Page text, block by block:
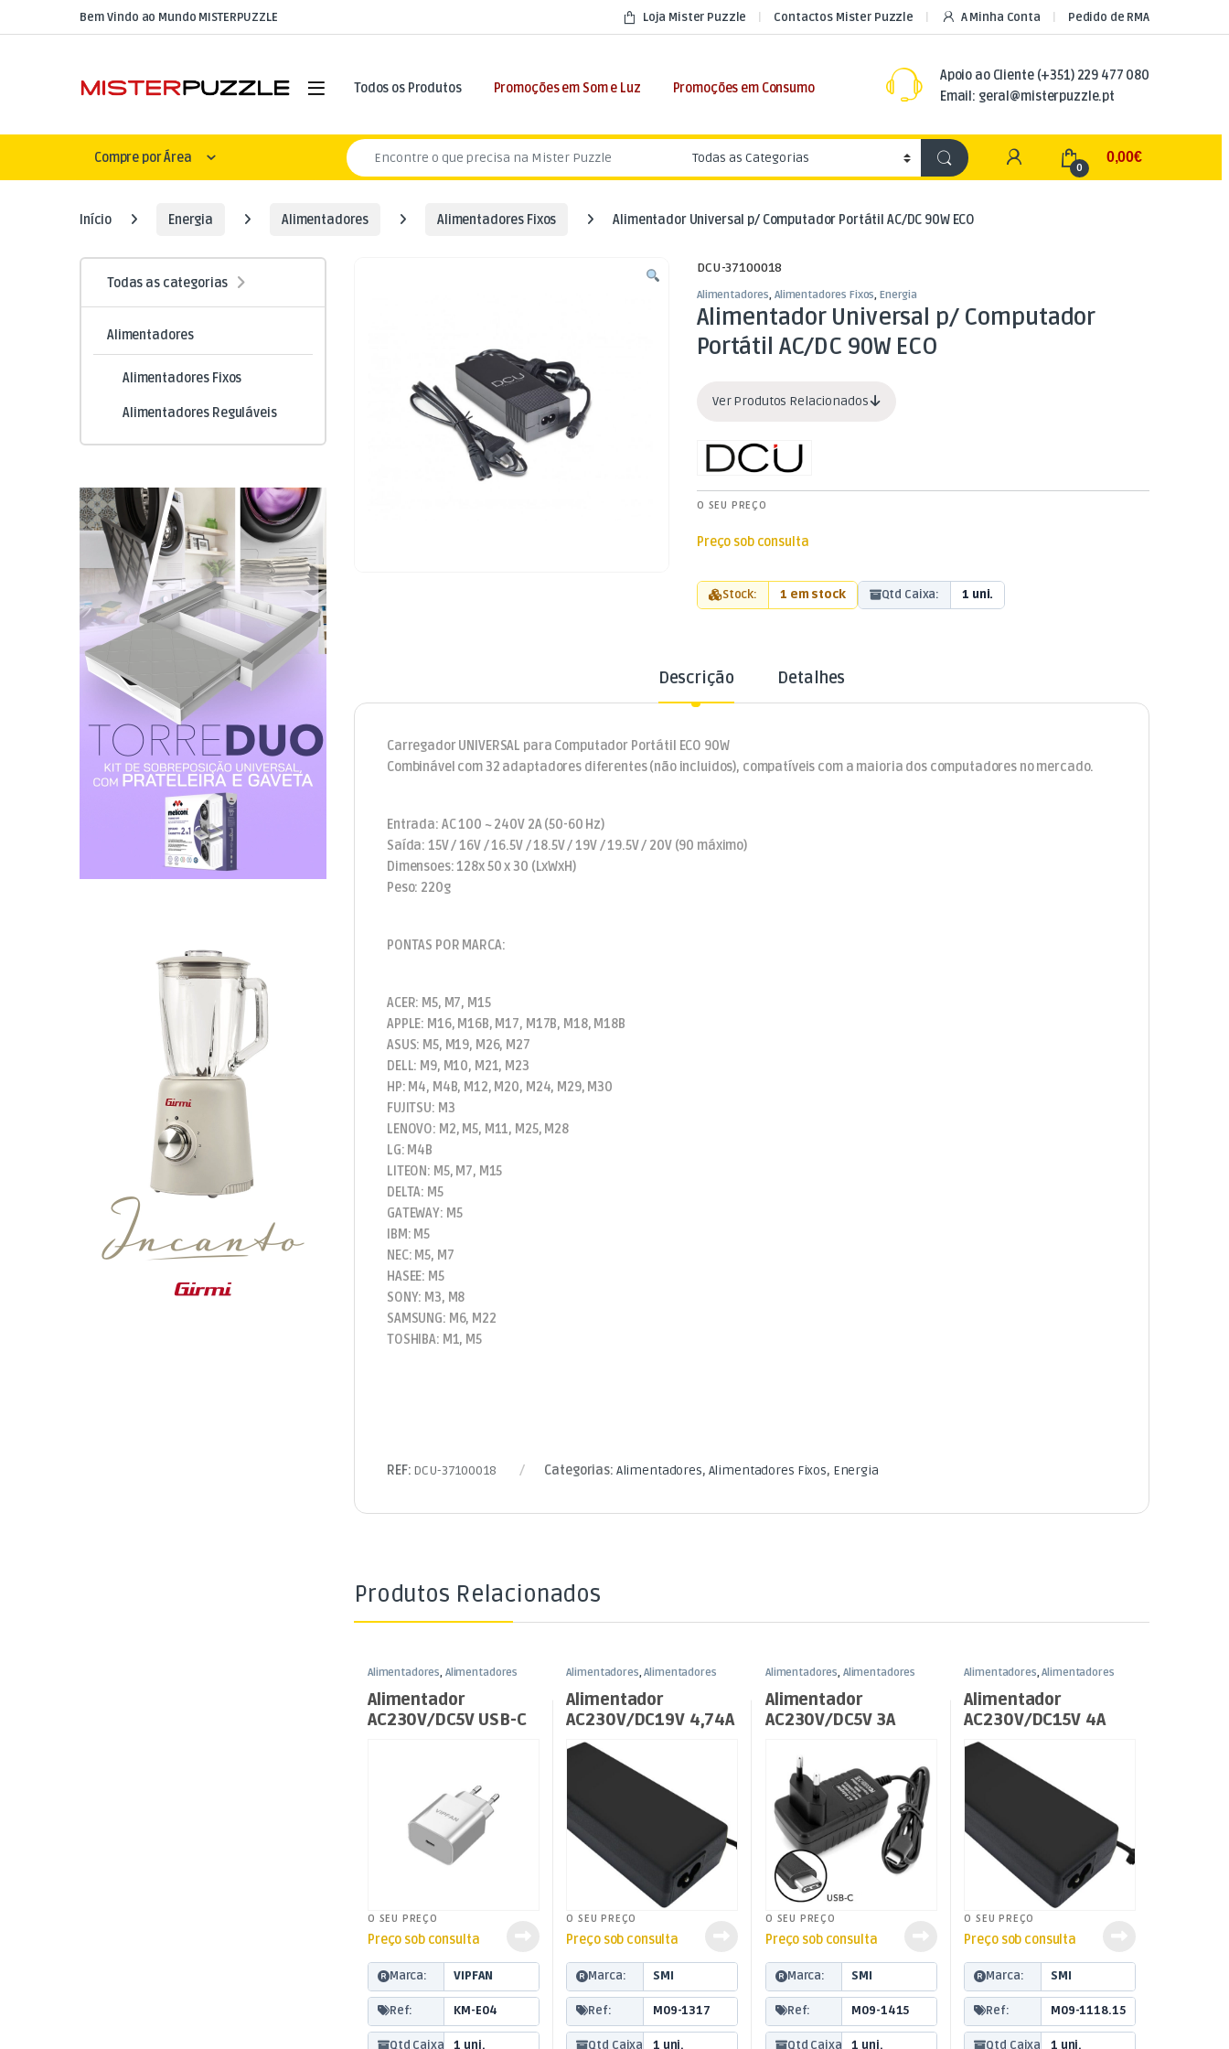
Skip to navigation
Skip to contentBem Vindo ao Mundo MISTERPUZZLE Loja Mister Puzzle Contactos Mister Puzzle A Minha Conta Pedido de RMA
Open Todos os Produtos Promoções em Som e Luz Promoções em Consumo
Apoio ao Cliente(+351) 229 477 080
Email: geral@misterpuzzle.pt
Compre por Área
Search for:
My Account
0
0,00€
Início Energia Alimentadores Alimentadores Fixos Alimentador Universal p/ Computador Portátil AC/DC 90W ECO
DCU-37100018
Alimentadores, Alimentadores Fixos, Energia
Alimentador Universal p/ Computador
Portátil AC/DC 90W ECO
Ver Produtos Relacionados
O SEU PREÇO
Preço sob consulta
Stock: 1 em stock Qtd Caixa: 1 uni.
Descrição Detalhes
Carregador UNIVERSAL para Computador Portátil ECO 90W
Combinável com 32 adaptadores diferentes (não incluidos), compatíveis com a maioria dos computadores no mercado.
Entrada: AC 100 ~ 240V 2A (50-60 Hz)
Saída: 15V / 16V / 16.5V / 18.5V / 19V / 19.5V / 20V (90 máximo)
Dimensoes: 128x 50 x 30 (LxWxH)
Peso: 220g
PONTAS POR MARCA:
ACER: M5, M7, M15
APPLE: M16, M16B, M17, M17B, M18, M18B
ASUS: M5, M19, M26, M27
DELL: M9, M10, M21, M23
HP: M4, M4B, M12, M20, M24, M29, M30
FUJITSU: M3
LENOVO: M2, M5, M11, M25, M28
LG: M4B
LITEON: M5, M7, M15
DELTA: M5
GATEWAY: M5
IBM: M5
NEC: M5, M7
HASEE: M5
SONY: M3, M8
SAMSUNG: M6, M22
TOSHIBA: M1, M5
REF: DCU-37100018 Categorias: Alimentadores, Alimentadores Fixos, Energia
Produtos Relacionados
Alimentadores, Alimentadores
Alimentador
AC230V/DC5V USB-C
O SEU PREÇO
Preço sob consulta
Marca: VIPFAN
Ref: KM-E04
Qtd Caixa: 1 uni.
Alimentadores,Alimentadores
Alimentador
AC230V/DC19V 4,74A
90W-Fch 5,5×1,7mm
p/ Acer
O SEU PREÇO
Preço sob consulta
Marca: SMI
Ref: M09-1317
Qtd Caixa: 1 uni.
Alimentadores, Alimentadores
Alimentador
AC230V/DC5V 3A
O SEU PREÇO
Preço sob consulta
Marca: SMI
Ref: M09-1415
Qtd Caixa: 1 uni.
Alimentadores,Alimentadores
Alimentador
AC230V/DC15V 4A
60W – Ficha 2,5
O SEU PREÇO
Preço sob consulta
Marca: SMI
Ref: M09-1118.15
Qtd Caixa: 1 uni.
Todas as categorias
Alimentadores
Alimentadores Fixos
Alimentadores Reguláveis